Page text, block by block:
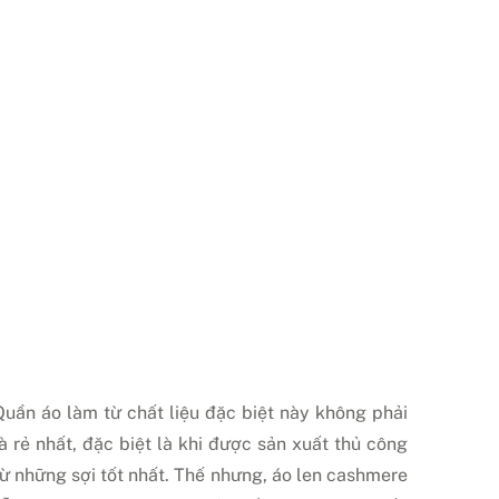
áo làm từ chất liệu đặc biệt này không phải
rẻ nhất, đặc biệt là khi được sản xuất thủ công
những sợi tốt nhất. Thế nhưng, áo len cashmere